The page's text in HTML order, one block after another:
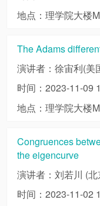
地点：理学院大楼
The Adams
演讲者：徐宙利(美
时间：2023-11-09
地点：理学院大楼
Congruences
the eigencurve
演讲者：刘若川 (
时间：2023-11-02